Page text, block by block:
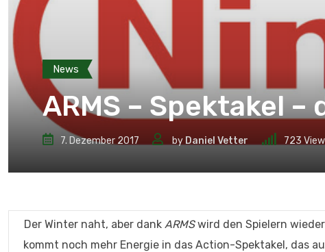
News
ARMS – Spektakel
7. Dezember 2017 by Daniel Vetter 723
Der Winter naht, aber dank ARMSwird den Spielern
kommt noch mehr Energie in das Action-Spektakel, das